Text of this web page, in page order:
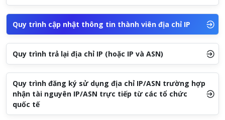
Quy trình cập nhật thông tin thành viên địa chỉ IP
Quy trình trả lại địa chỉ IP (hoặc IP và ASN)
Quy trình đăng ký sử dụng địa chỉ IP/ASN trường hợp
nhận tài nguyên IP/ASN trực tiếp từ các tổ chức
quốc tế